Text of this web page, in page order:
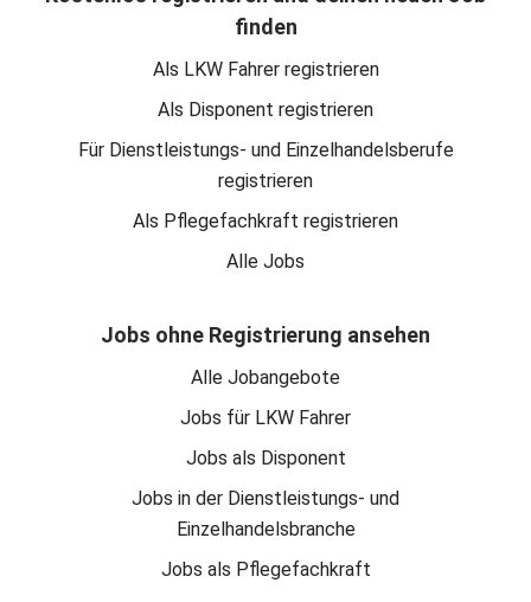
finden
Als LKW Fahrer registrieren
Als Disponent registrieren
Für Dienstleistungs- und Einzelhandelsberufe
registrieren
Als Pflegefachkraft registrieren
Alle Jobs
Jobs ohne Registrierung ansehen
Alle Jobangebote
Jobs für LKW Fahrer
Jobs als Disponent
Jobs in der Dienstleistungs- und
Einzelhandelsbranche
Jobs als Pflegefachkraft